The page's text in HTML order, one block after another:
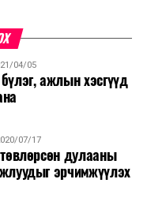
04/05
ажлын хэсгүүд
07/17
дулааны
эрчимжүүлэх